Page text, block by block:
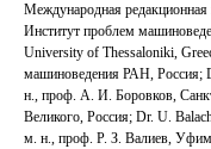
Международная
Институт проблем
University of Thessaloniki,
машиноведения РАН, Россия;
н., проф. А. И. Боровков,
Великого, Россия; Dr. U.
м. н., проф. Р. З. Валиев,